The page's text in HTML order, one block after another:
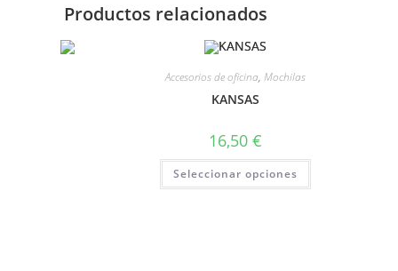
Productos relacionados
Accesorios de oficina,Mochilas
KANSAS
16,50€
Seleccionar opciones